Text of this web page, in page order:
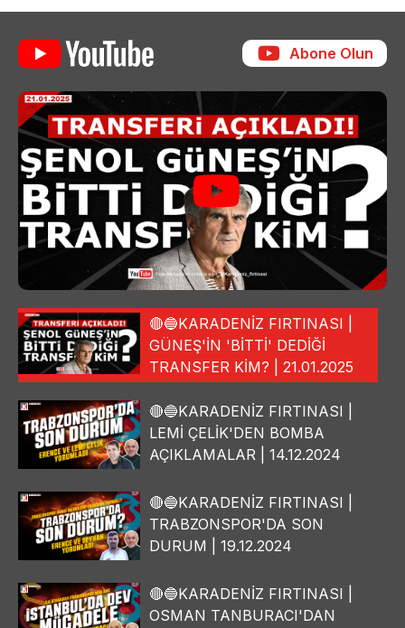
Abone Olun
🔴🔵KARADENİZ FIRTINASI |
GÜNEŞ'İN 'BİTTİ' DEDİĞİ
TRANSFER KİM? | 21.01.2025
🔴🔵KARADENİZ FIRTINASI |
LEMİ ÇELİK'DEN BOMBA
AÇIKLAMALAR | 14.12.2024
🔴🔵KARADENİZ FIRTINASI |
TRABZONSPOR'DA SON
DURUM | 19.12.2024
🔴🔵KARADENİZ FIRTINASI |
OSMAN TANBURACI'DAN